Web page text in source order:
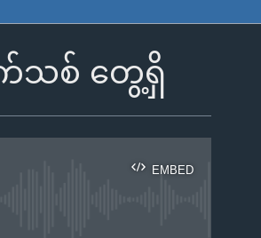
က်သစ် တွေ့ရှိ
EMBED